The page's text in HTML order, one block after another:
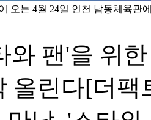
오는 4월 24일 인천 남동체육관
와 팬'을 위
올린다[더팩